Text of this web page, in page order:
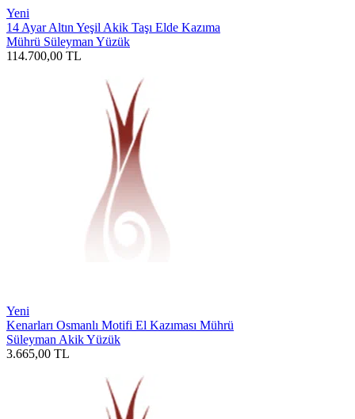
Yeni
14 Ayar Altın Yeşil Akik Taşı Elde Kazıma
Mührü Süleyman Yüzük
114.700,00 TL
Yeni
Kenarları Osmanlı Motifi El Kazıması Mührü
Süleyman Akik Yüzük
3.665,00 TL